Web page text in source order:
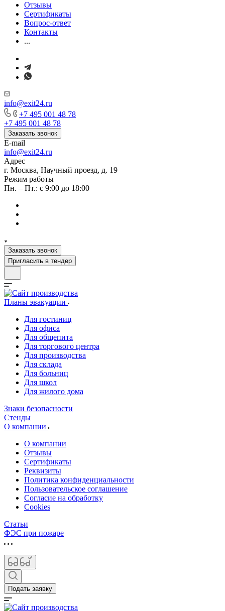
Отзывы
Сертификаты
Вопрос-ответ
Контакты
...
info@exit24.ru
+7 495 001 48 78
+7 495 001 48 78
Заказать звонок
E-mail
info@exit24.ru
Адрес
г. Москва, Научный проезд, д. 19
Режим работы
Пн. – Пт.: с 9:00 до 18:00
Заказать звонок
Пригласить в тендер
Планы эвакуации
Для гостиниц
Для офиса
Для общепита
Для торгового центра
Для производства
Для склада
Для больниц
Для школ
Для жилого дома
Знаки безопасности
Стенды
О компании
О компании
Отзывы
Сертификаты
Реквизиты
Политика конфиденциальности
Пользовательское соглашение
Согласие на обработку
Cookies
Статьи
ФЭС при пожаре
Подать заявку